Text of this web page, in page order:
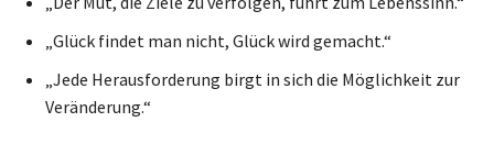
„Glück findet man nicht, Glück wird gemacht.“
„Jede Herausforderung birgt in sich die Möglichkeit zur
Veränderung.“